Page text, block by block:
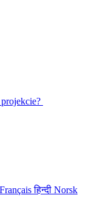
projekcie?
Françaisहिन्दी Norsk